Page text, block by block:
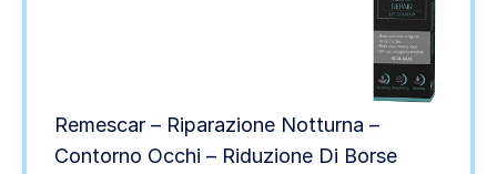
Remescar – Riparazione Notturna –
Contorno Occhi – Riduzione Di Borse